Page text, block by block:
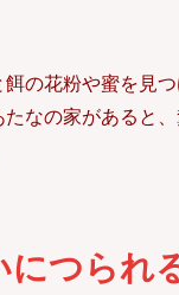
の花粉や蜜を見
なの家があると
につられ